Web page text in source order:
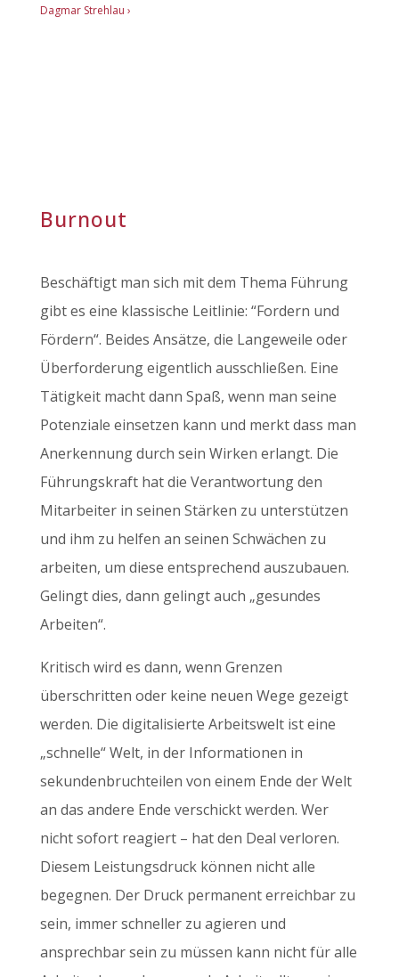
Dagmar Strehlau ›
Burnout
Beschäftigt man sich mit dem Thema Führung
gibt es eine klassische Leitlinie: “Fordern und
Fördern“. Beides Ansätze, die Langeweile oder
Überforderung eigentlich ausschließen. Eine
Tätigkeit macht dann Spaß, wenn man seine
Potenziale einsetzen kann und merkt dass man
Anerkennung durch sein Wirken erlangt. Die
Führungskraft hat die Verantwortung den
Mitarbeiter in seinen Stärken zu unterstützen
und ihm zu helfen an seinen Schwächen zu
arbeiten, um diese entsprechend auszubauen.
Gelingt dies, dann gelingt auch „gesundes
Arbeiten“.
Kritisch wird es dann, wenn Grenzen
überschritten oder keine neuen Wege gezeigt
werden. Die digitalisierte Arbeitswelt ist eine
„schnelle“ Welt, in der Informationen in
sekundenbruchteilen von einem Ende der Welt
an das andere Ende verschickt werden. Wer
nicht sofort reagiert – hat den Deal verloren.
Diesem Leistungsdruck können nicht alle
begegnen. Der Druck permanent erreichbar zu
sein, immer schneller zu agieren und
ansprechbar sein zu müssen kann nicht für alle